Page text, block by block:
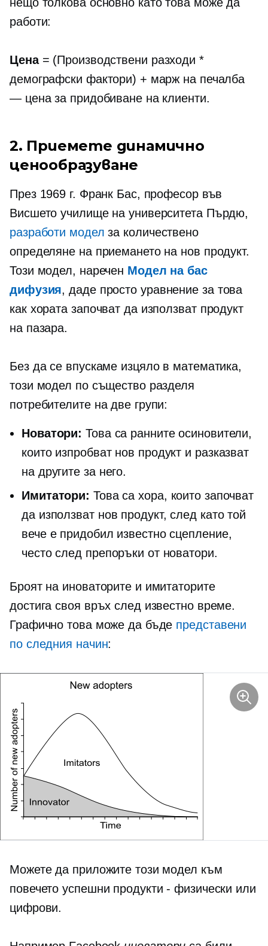
работи:
Цена= (Производствени разходи *
демографски фактори) + марж на печалба
— цена за придобиване на клиенти.
2. Приемете динамично
ценообразуване
През 1969 г. Франк Бас, професор във
Висшето училище на университета Пърдю,
разработи модел за количествено
определяне на приемането на нов продукт.
Този модел, наречен Модел на бас
дифузия, даде просто уравнение за това
как хората започват да използват продукт
на пазара.
Без да се впускаме изцяло в математика,
този модел по същество разделя
потребителите на две групи:
Новатори: Това са ранните осиновители,
които изпробват нов продукт и разказват
на другите за него.
Имитатори: Това са хора, които започват
да използват нов продукт, след като той
вече е придобил известно сцепление,
често след препоръки от новатори.
Броят на иноваторите и имитаторите
достига своя връх след известно време.
Графично това може да бъде представени
по следния начин:
Можете да приложите този модел към
повечето успешни продукти - физически или
цифрови.